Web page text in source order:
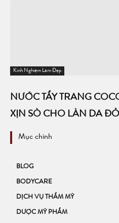
Kinh Nghiệm Làm Đẹp
NƯỚC TẨY TRANG
XỊN SÒ CHO LÀN DA
Mục chính
BLOG
BODYCARE
DỊCH VỤ THẨM MỸ
DƯỢC MỸ PHẨM